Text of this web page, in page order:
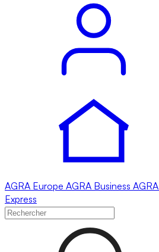
AGRA Europe AGRA Business AGRA
Express